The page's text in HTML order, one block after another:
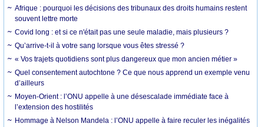
Afrique : pourquoi les décisions des tribunaux des droits humains restent
souvent lettre morte
Covid long : et si ce n'était pas une seule maladie, mais plusieurs ?
Qu’arrive-t-il à votre sang lorsque vous êtes stressé ?
« Vos trajets quotidiens sont plus dangereux que mon ancien métier »
Quel consentement autochtone ? Ce que nous apprend un exemple venu
d’ailleurs
Moyen-Orient : l’ONU appelle à une désescalade immédiate face à
l’extension des hostilités
Hommage à Nelson Mandela : l’ONU appelle à faire reculer les inégalités